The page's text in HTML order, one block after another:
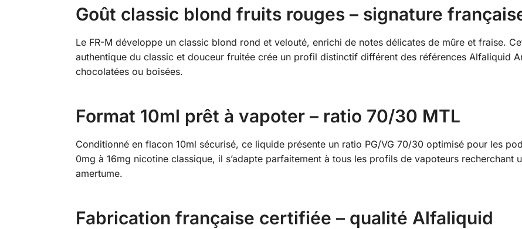
Goût classic blond fruits rouges – signature
Le FR-M développe un classic blond rond et velouté, enrichi de notes délicates de mûre et fraise.
authentique du classic et douceur fruitée crée un profil distinctif différent des références Alfaliquid
chocolatées ou boisées.
Format 10ml prêt à vapoter – ratio 70/30 MTL
Conditionné en flacon 10ml sécurisé, ce liquide présente un ratio PG/VG 70/30 optimisé pour les
0mg à 16mg nicotine classique, il s’adapte parfaitement à tous les profils de vapoteurs recherchant
amertume.
Fabrication française certifiée – qualité Alfaliquid